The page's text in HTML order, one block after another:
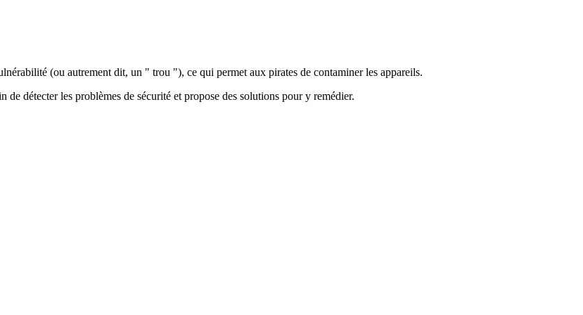
(ou autrement dit, un " trou "), ce qui permet aux pirates de contaminer les appareils.
de détecter les problèmes de sécurité et propose des solutions pour y remédier.